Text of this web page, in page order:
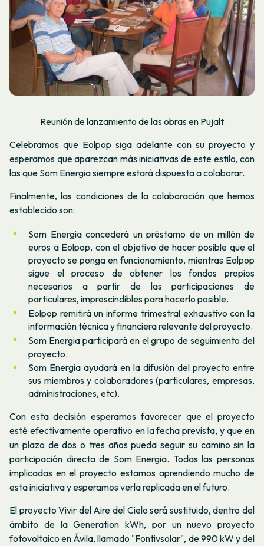
Reunión de lanzamiento de las obras en Pujalt
Celebramos que Eolpop siga adelante con su proyecto y
esperamos que aparezcan más iniciativas de este estilo, con
las que Som Energia siempre estará dispuesta a colaborar.
Finalmente, las condiciones de la colaboración que hemos
establecido son:
Som Energia concederá un préstamo de un millón de
euros a Eolpop, con el objetivo de hacer posible que el
proyecto se ponga en funcionamiento, mientras Eolpop
sigue el proceso de obtener los fondos propios
necesarios a partir de las participaciones de
particulares, imprescindibles para hacerlo posible.
Eolpop remitirá un informe trimestral exhaustivo con la
información técnica y financiera relevante del proyecto.
Som Energia participará en el grupo de seguimiento del
proyecto.
Som Energia ayudará en la difusión del proyecto entre
sus miembros y colaboradores (particulares, empresas,
administraciones, etc).
Con esta decisión esperamos favorecer que el proyecto
esté efectivamente operativo en la fecha prevista, y que en
un plazo de dos o tres años pueda seguir su camino sin la
participación directa de Som Energia. Todas las personas
implicadas en el proyecto estamos aprendiendo mucho de
esta iniciativa y esperamos verla replicada en el futuro.
El proyectoVivir del Aire del Cielo será sustituido, dentro del
ámbito de la Generation kWh, por un nuevo proyecto
fotovoltaico en Ávila, llamado "Fontivsolar", de 990 kW y del